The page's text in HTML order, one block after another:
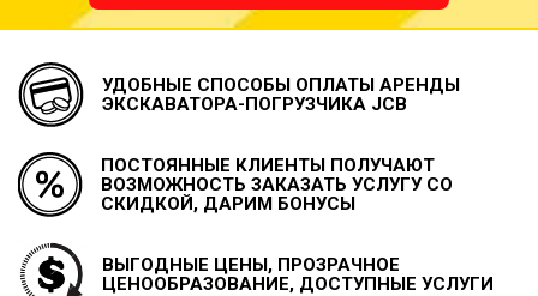
УДОБНЫЕ СПОСОБЫ ОПЛАТЫ АРЕНДЫ
ЭКСКАВАТОРА-ПОГРУЗЧИКА JCB
ПОСТОЯННЫЕ КЛИЕНТЫ ПОЛУЧАЮТ
ВОЗМОЖНОСТЬ ЗАКАЗАТЬ УСЛУГУ СО
СКИДКОЙ, ДАРИМ БОНУСЫ
ВЫГОДНЫЕ ЦЕНЫ, ПРОЗРАЧНОЕ
ЦЕНООБРАЗОВАНИЕ, ДОСТУПНЫЕ УСЛУГИ